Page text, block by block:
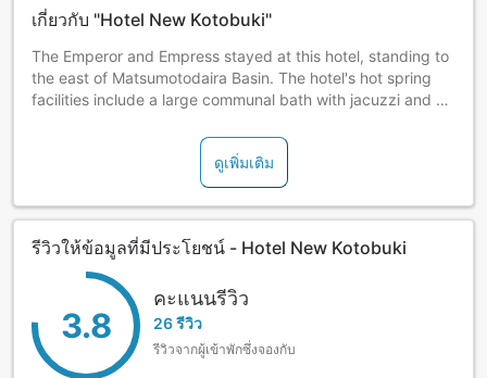
เกี่ยวกับ "Hotel New Kotobuki"
The Emperor and Empress stayed at this hotel, standing to
the east of Matsumotodaira Basin. The hotel's hot spring
facilities include a large communal bath with jacuzzi and a
ดูเพิ่มเติม
รีวิวให้ข้อมูลที่มีประโยชน์ - Hotel New Kotobuki
3.8
คะแนนรีวิว
26 รีวิว
รีวิวจากผู้เข้าพักซึ่งจองกับ